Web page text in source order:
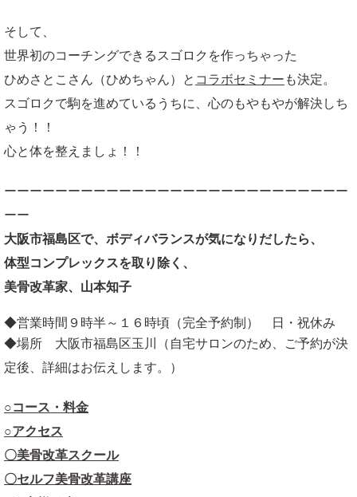
そして、
世界初のコーチングできるスゴロクを作っちゃった
ひめさとこさん（ひめちゃん）と コラボセミナー も決定。
スゴロクで駒を進めているうちに、心のもやもやが解決しち
ゃう！！
心と体を整えましょ！！
ーーーーーーーーーーーーーーーーーーーーーーーーーーー
ーー
大阪市福島区で、ボディバランスが気になりだしたら、
体型コンプレックスを取り除く、
美骨改革家、山本知子
◆営業時間９時半～１６時頃（完全予約制） 日・祝休み
◆場所 大阪市福島区玉川（自宅サロンのため、ご予約が決
定後、詳細はお伝えします。）
○コース・料金
○アクセス
〇美骨改革スクール
〇セルフ美骨改革講座